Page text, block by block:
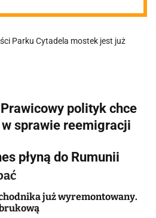
Parku Cytadela mostek jest już
polityk chce
sprawie reemigracji
płyną do Rumunii
już wyremontowany.